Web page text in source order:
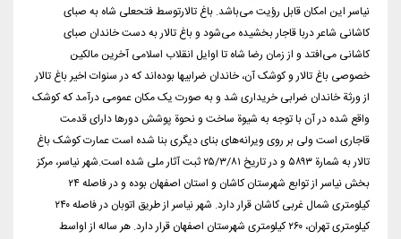
نیاسر این امکان قابل رؤیت می‌باشد. باغ تالارتوسط فتحعلی شاه به صبای
کاشانی شاعر دربا قاجار بخشیده می‌شود و باغ تالار به دست خاندان صبای
کاشانی می‌افتد و از زمان رضا شاه تا اوایل انقلاب اسلامی آخرین مالکین
خصوصی باغ تالار و کوشک آن، خاندان ضرابیها بوده‌اند که در سنوات اخیر باغ تالار
از ورثة خاندان ضرابی خریداری شد و به صورت یک مکان عمومی درآمد که کوشک
واقع شده در آن با توجه به شیوة ساخت و نحوة پوشش دورها دارای قدمت
قاجاری است ولی بر روی ویرانه‌های بنای دیگری بنا شده است عمارت کوشک باغ
تالار به شمارة ۵۸۹۳ و در تاریخ ۲۵/۳/۸۱ ثبت آثار ملی شده است.شهر نیاسر، مرکز
بخش نیاسر از توابع شهرستان کاشان و استان اصفهان بوده و در فاصله ۲۴
کیلومتری شمال غربی کاشان قرار دارد. شهر نیاسر از طریق اتوبان در فاصله ۲۴۰
کیلومتری تهران، ۲۶۰ کیلومتری شهرستان اصفهان قرار دارد. هر ساله از اواسط